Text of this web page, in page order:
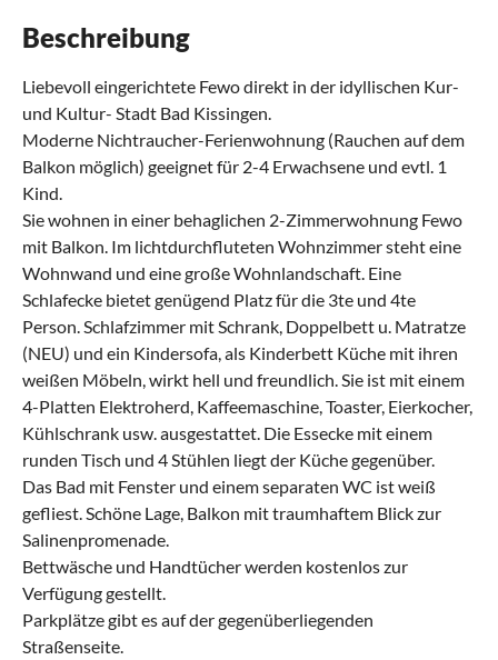
Beschreibung
Liebevoll eingerichtete Fewo direkt in der idyllischen Kur-
und Kultur- Stadt Bad Kissingen.
Moderne Nichtraucher-Ferienwohnung (Rauchen auf dem
Balkon möglich) geeignet für 2-4 Erwachsene und evtl. 1
Kind.
Sie wohnen in einer behaglichen 2-Zimmerwohnung Fewo
mit Balkon. Im lichtdurchfluteten Wohnzimmer steht eine
Wohnwand und eine große Wohnlandschaft. Eine
Schlafecke bietet genügend Platz für die 3te und 4te
Person. Schlafzimmer mit Schrank, Doppelbett u. Matratze
(NEU) und ein Kindersofa, als Kinderbett Küche mit ihren
weißen Möbeln, wirkt hell und freundlich. Sie ist mit einem
4-Platten Elektroherd, Kaffeemaschine, Toaster, Eierkocher,
Kühlschrank usw. ausgestattet. Die Essecke mit einem
runden Tisch und 4 Stühlen liegt der Küche gegenüber.
Das Bad mit Fenster und einem separaten WC ist weiß
gefliest. Schöne Lage, Balkon mit traumhaftem Blick zur
Salinenpromenade.
Bettwäsche und Handtücher werden kostenlos zur
Verfügung gestellt.
Parkplätze gibt es auf der gegenüberliegenden
Straßenseite.